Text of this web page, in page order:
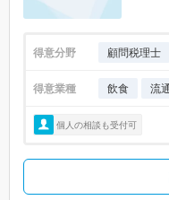
得意分野 顧問税理士
得意業種 飲食 流
個人の相談も受付可